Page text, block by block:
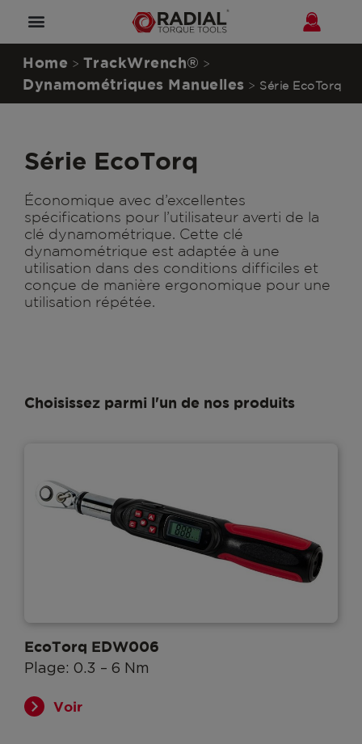
Home > TrackWrench® >
Dynamométriques Manuelles > Série EcoTorq
Série EcoTorq
Économique avec d’excellentes
spécifications pour l’utilisateur averti de la
clé dynamométrique. Cette clé
dynamométrique est adaptée à une
utilisation dans des conditions difficiles et
conçue de manière ergonomique pour une
utilisation répétée.
Choisissez parmi l'un de nos produits
EcoTorq EDW006
Plage: 0.3 – 6 Nm
Voir